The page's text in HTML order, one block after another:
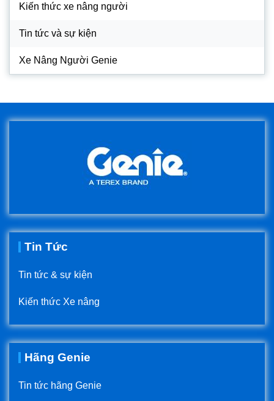
Kiến thức xe nâng người
Tin tức và sự kiện
Xe Nâng Người Genie
Tin Tức
Tin tức & sự kiện
Kiến thức Xe nâng
Hãng Genie
Tin tức hãng Genie